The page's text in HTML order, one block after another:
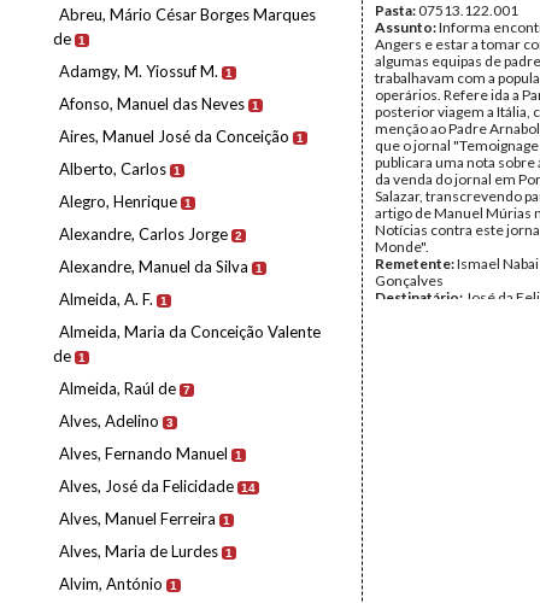
Abreu, Mário César Borges Marques
de 1
Adamgy, M. Yiossuf M. 1
Afonso, Manuel das Neves 1
Aires, Manuel José da Conceição 1
Alberto, Carlos 1
Alegro, Henrique 1
Alexandre, Carlos Jorge 2
Alexandre, Manuel da Silva 1
Almeida, A. F. 1
Almeida, Maria da Conceição Valente
de 1
Almeida, Raúl de 7
Alves, Adelino 3
Alves, Fernando Manuel 1
Alves, José da Felicidade 14
Alves, Manuel Ferreira 1
Alves, Maria de Lurdes 1
Alvim, António 1
Pasta:07513.122.001
Assunto:Informa
Angers e estar a tomar
algumas equipas de
trabalhavam com a
operários. Refere ida a
posterior viagem a Itália,
menção ao Padre
que o jornal
publicara uma nota sobre
da venda do jornal em
Salazar, transcrevendo
artigo de Manuel Múrias
Notícias contra este
Monde".
Remetente:Ismael
Gonçalves
Destinatário: José da